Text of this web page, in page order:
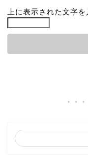
上に表示された文字